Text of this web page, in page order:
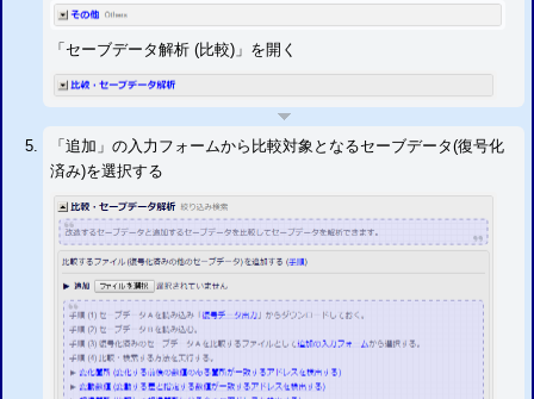
「セーブデータ解析 (比較)」を開く
「追加」の入力フォームから比較対象となるセーブデータ(復号化
済み)を選択する